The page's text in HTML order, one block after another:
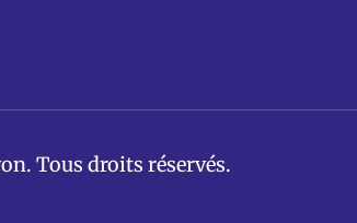
Tous droits réservés.